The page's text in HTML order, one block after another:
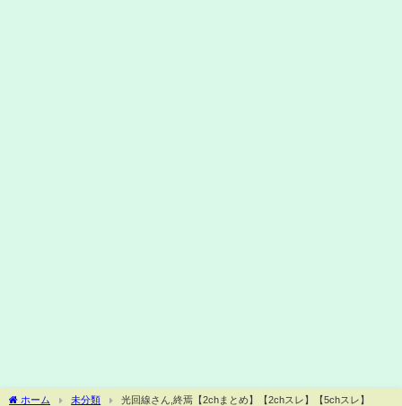
ホーム 未分類 光回線さん,終焉【2chまとめ】【2chスレ】【5chスレ】